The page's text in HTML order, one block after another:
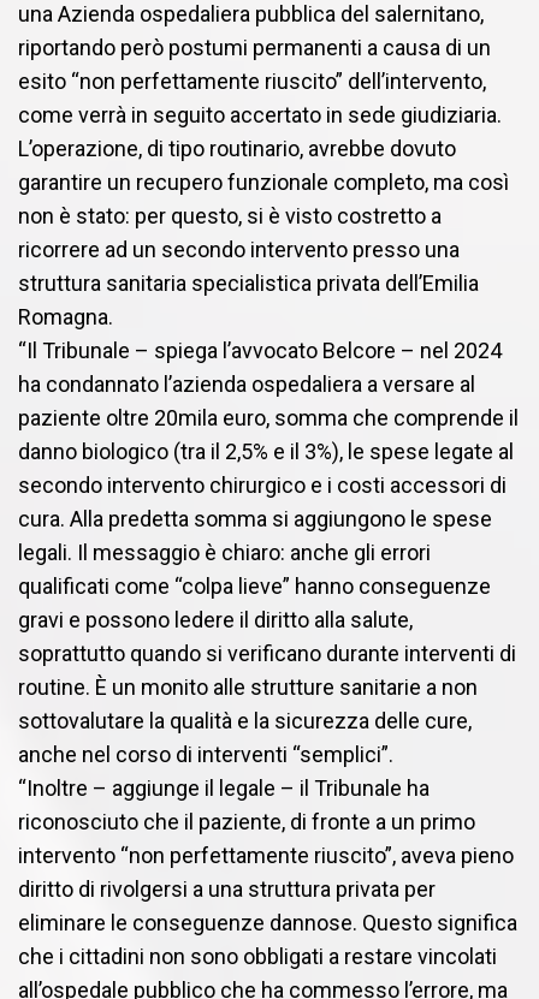
una Azienda ospedaliera pubblica del salernitano,
riportando però postumi permanenti a causa di un
esito “non perfettamente riuscito” dell’intervento,
come verrà in seguito accertato in sede giudiziaria.
L’operazione, di tipo routinario, avrebbe dovuto
garantire un recupero funzionale completo, ma così
non è stato: per questo, si è visto costretto a
ricorrere ad un secondo intervento presso una
struttura sanitaria specialistica privata dell’Emilia
Romagna.
“Il Tribunale – spiega l’avvocato Belcore – nel 2024
ha condannato l’azienda ospedaliera a versare al
paziente oltre 20mila euro, somma che comprende il
danno biologico (tra il 2,5% e il 3%), le spese legate al
secondo intervento chirurgico e i costi accessori di
cura. Alla predetta somma si aggiungono le spese
legali. Il messaggio è chiaro: anche gli errori
qualificati come “colpa lieve” hanno conseguenze
gravi e possono ledere il diritto alla salute,
soprattutto quando si verificano durante interventi di
routine. È un monito alle strutture sanitarie a non
sottovalutare la qualità e la sicurezza delle cure,
anche nel corso di interventi “semplici”.
“Inoltre – aggiunge il legale – il Tribunale ha
riconosciuto che il paziente, di fronte a un primo
intervento “non perfettamente riuscito”, aveva pieno
diritto di rivolgersi a una struttura privata per
eliminare le conseguenze dannose. Questo significa
che i cittadini non sono obbligati a restare vincolati
all’ospedale pubblico che ha commesso l’errore, ma